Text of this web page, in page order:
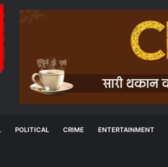
POLITICAL CRIME ENTERTAINMENT